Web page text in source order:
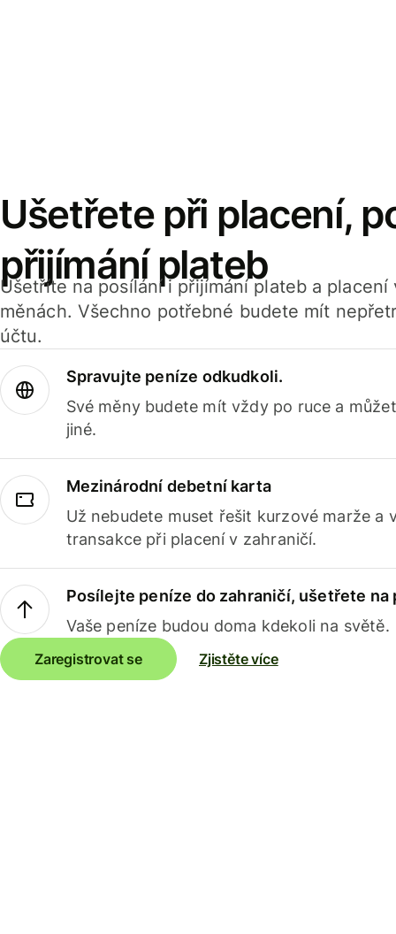
Ušetřete při placení,
přijímání plateb
Ušetříte na posílání i přijímání plateb a
měnách. Všechno potřebné budete mít
účtu.
Spravujte peníze odkudkoli.
Své měny budete mít vždy po ruce a
jiné.
Mezinárodní debetní karta
Už nebudete muset řešit kurzové marže a
transakce při placení v zahraničí.
Posílejte peníze do zahraničí, ušetřete na
Vaše peníze budou doma kdekoli na světě.
Zaregistrovat se Zjistěte více